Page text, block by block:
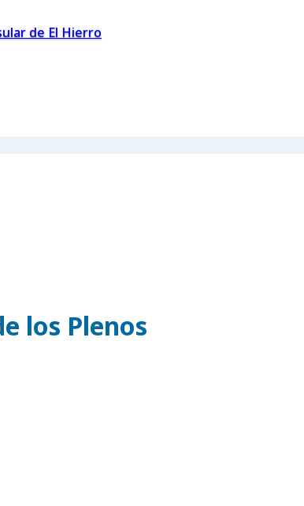
de El Hierro
los Plenos